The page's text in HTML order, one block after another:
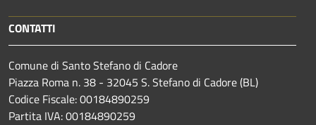
CONTATTI
Comune di Santo Stefano di Cadore
Piazza Roma n. 38 - 32045 S. Stefano di Cadore (BL)
Codice Fiscale: 00184890259
Partita IVA: 00184890259